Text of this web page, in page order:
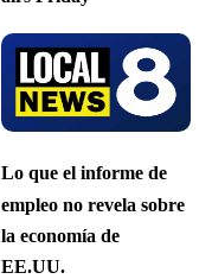
Lo que el informe de
empleo no revela sobre
la economía de
EE.UU.